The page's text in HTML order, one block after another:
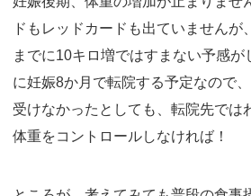
ドもレッドカードも出ていませんが
までに10キロ増ではすまない予感が
に妊娠8か月で転院する予定なので
受けなかったとしても、転院先では
体重をコントロールしなければ！